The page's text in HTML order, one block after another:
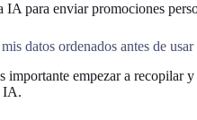
IA para enviar promociones
datos ordenados antes de
importante empezar a recopilar
IA.